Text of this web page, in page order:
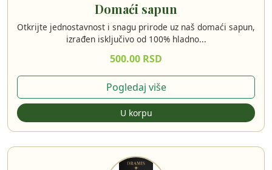
Domaći sapun
Otkrijte jednostavnost i snagu prirode uz naš domaći sapun,
izrađen isključivo od 100% hladno...
500.00 RSD
Pogledaj više
U korpu